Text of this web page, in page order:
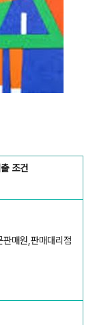
조건
매원,판매대리점